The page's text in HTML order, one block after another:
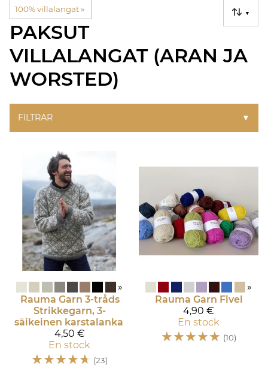
100% villalangat‪» ▼
PAKSUT
VILLALANGAT (ARAN JA
WORSTED)
FILTRAR ▼
»
Rauma Garn 3-tråds
Strikkegarn, 3-
säikeinen karstalanka
4,50 €
En stock
☆☆☆☆☆ (23)
»
Rauma Garn Fivel
4,90 €
En stock
☆☆☆☆☆ (10)